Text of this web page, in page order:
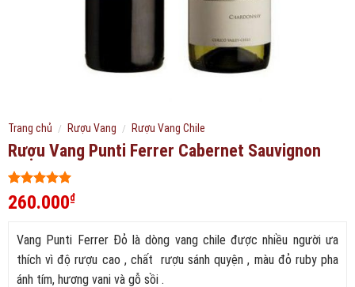
Trang chủ / Rượu Vang / Rượu Vang Chile
Rượu Vang Punti Ferrer Cabernet Sauvignon
5trên 5
dựa trên
256
260.000₫
Vang Punti Ferrer Đỏ là dòng vang chile được nhiều người ưa
thích vì độ rượu cao , chất rượu sánh quyện , màu đỏ ruby pha
ánh tím, hương vani và gỗ sồi .